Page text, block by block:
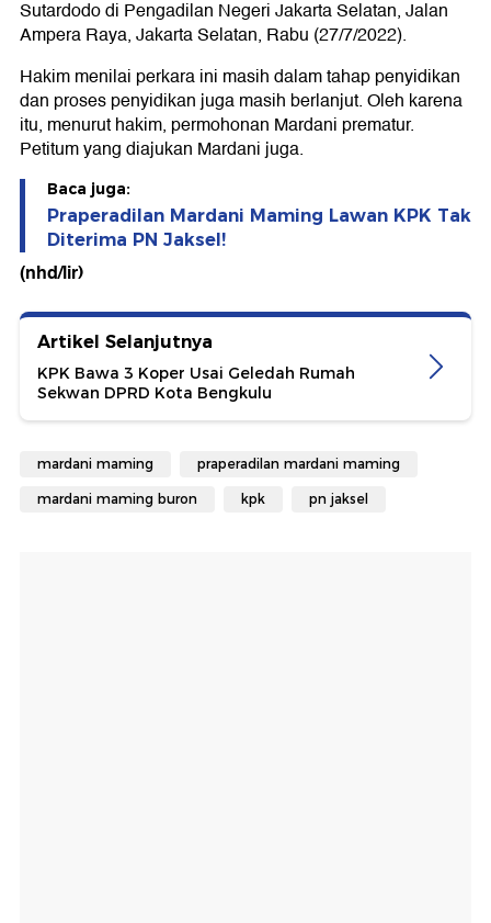
Sutardodo di Pengadilan Negeri Jakarta Selatan, Jalan
Ampera Raya, Jakarta Selatan, Rabu (27/7/2022).
Hakim menilai perkara ini masih dalam tahap penyidikan
dan proses penyidikan juga masih berlanjut. Oleh karena
itu, menurut hakim, permohonan Mardani prematur.
Petitum yang diajukan Mardani juga.
Baca juga:
Praperadilan Mardani Maming Lawan KPK Tak
Diterima PN Jaksel!
(nhd/lir)
Artikel Selanjutnya
KPK Bawa 3 Koper Usai Geledah Rumah
Sekwan DPRD Kota Bengkulu
mardani maming praperadilan mardani maming
mardani maming buron kpk pn jaksel